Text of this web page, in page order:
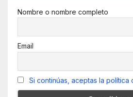
Nombre o nombre completo
Email
Si continúas, aceptas la política